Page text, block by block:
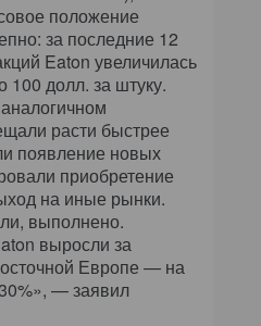
положение
за последние 12
Eaton увеличилась
100 долл. за штуку.
расти быстрее
появление новых
приобретение
на иные рынки.
выполнено.
выросли за
Европе — на
— заявил